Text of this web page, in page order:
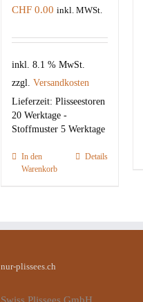
CHF0.00 inkl. MWSt.
inkl. 8.1 % MwSt.
zzgl. Versandkosten
Lieferzeit: Plisseestoren
20 Werktage -
Stoffmuster 5 Werktage
In den
Warenkorb
Details
nur-plissees.ch